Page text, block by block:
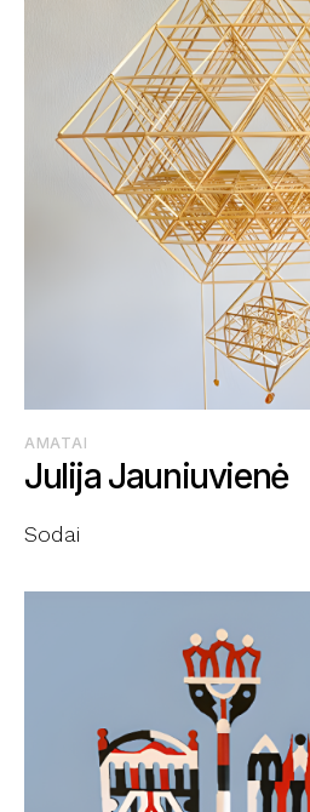
AMATAI
Julija Jauniuvienė
Sodai